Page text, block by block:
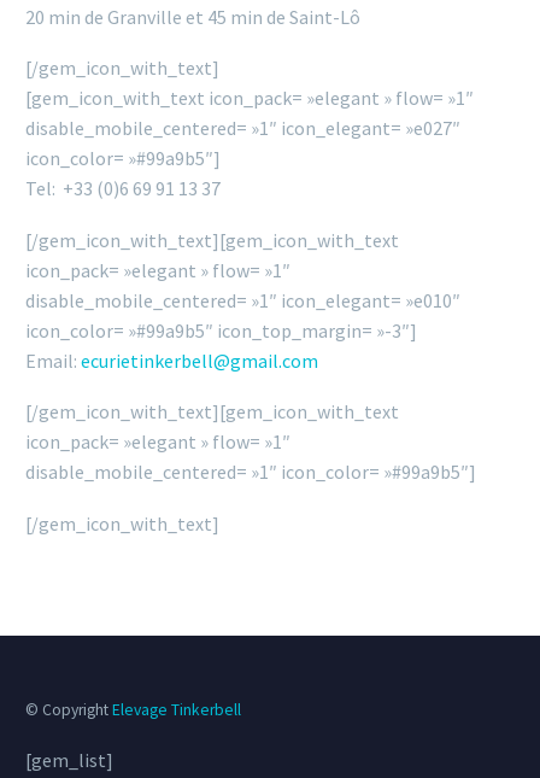
20 min de Granville et 45 min de Saint-Lô
[/gem_icon_with_text]
[gem_icon_with_text icon_pack= »elegant » flow= »1″
disable_mobile_centered= »1″ icon_elegant= »e027″
icon_color= »#99a9b5″]
Tel: +33 (0)6 69 91 13 37
[/gem_icon_with_text][gem_icon_with_text
icon_pack= »elegant » flow= »1″
disable_mobile_centered= »1″ icon_elegant= »e010″
icon_color= »#99a9b5″ icon_top_margin= »-3″]
Email: ecurietinkerbell@gmail.com
[/gem_icon_with_text][gem_icon_with_text
icon_pack= »elegant » flow= »1″
disable_mobile_centered= »1″ icon_color= »#99a9b5″]
[/gem_icon_with_text]
© CopyrightElevage Tinkerbell
[gem_list]